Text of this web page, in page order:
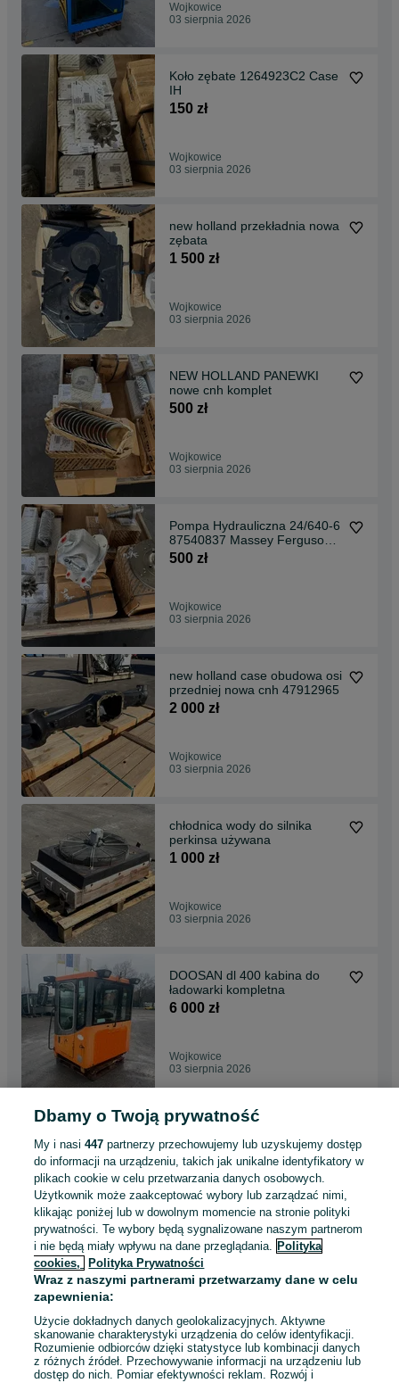
Wojkowice
03 sierpnia 2026
Koło zębate 1264923C2 Case
IH
150 zł
Wojkowice
03 sierpnia 2026
new holland przekładnia nowa
zębata
1 500 zł
Wojkowice
03 sierpnia 2026
NEW HOLLAND PANEWKI
nowe cnh komplet
500 zł
Wojkowice
03 sierpnia 2026
Pompa Hydrauliczna 24/640-6
87540837 Massey Ferguson
New Holland Fiat
500 zł
Wojkowice
03 sierpnia 2026
new holland case obudowa osi
przedniej nowa cnh 47912965
2 000 zł
Wojkowice
03 sierpnia 2026
chłodnica wody do silnika
perkinsa używana
1 000 zł
Wojkowice
03 sierpnia 2026
DOOSAN dl 400 kabina do
ładowarki kompletna
6 000 zł
Wojkowice
03 sierpnia 2026
Koło Zebate 700204082
obudowa do bielarki nowa
new holland case
500 zł
Wojkowice
03 sierpnia 2026
Koło Zebate 47460956 wom
nowe koło do przekładni
Wojkowice
03 sierpnia 2026
Dbamy o Twoją prywatność
My i nasi447 partnerzy przechowujemy lub uzyskujemy dostęp
do informacji na urządzeniu, takich jak unikalne identyfikatory w
plikach cookie w celu przetwarzania danych osobowych.
Użytkownik może zaakceptować wybory lub zarządzać nimi,
klikając poniżej lub w dowolnym momencie na stronie polityki
prywatności. Te wybory będą sygnalizowane naszym partnerom
i nie będą miały wpływu na dane przeglądania. Polityka
cookies,
Polityka Prywatności
Wraz z naszymi partnerami przetwarzamy dane w celu
zapewnienia:
Użycie dokładnych danych geolokalizacyjnych. Aktywne
skanowanie charakterystyki urządzenia do celów identyfikacji.
Rozumienie odbiorców dzięki statystyce lub kombinacji danych
z różnych źródeł. Przechowywanie informacji na urządzeniu lub
dostęp do nich. Pomiar efektywności reklam. Rozwój i